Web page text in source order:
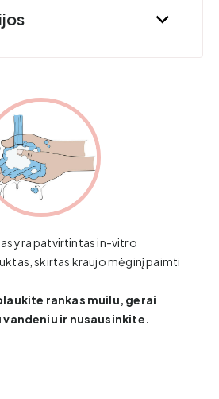
yra patvirtintas in-vitro
skirtas kraujo mėginį paimti
rankas muilu, gerai
ir nusausinkite.